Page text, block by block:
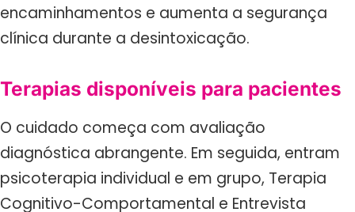
encaminhamentos e aumenta a segurança
clínica durante a desintoxicação.
Terapias disponíveis para pacientes
O cuidado começa com avaliação
diagnóstica abrangente. Em seguida, entram
psicoterapia individual e em grupo, Terapia
Cognitivo-Comportamental e Entrevista